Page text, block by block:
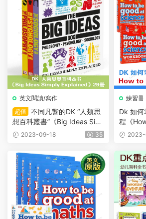
英文閱讀/寫作
超值
不同凡響的DK “人類思
想百科叢書”《Big Ideas Sim
ply Explained》29冊
2023-09-18 35
練習冊
Dk 如何
程《
nce》